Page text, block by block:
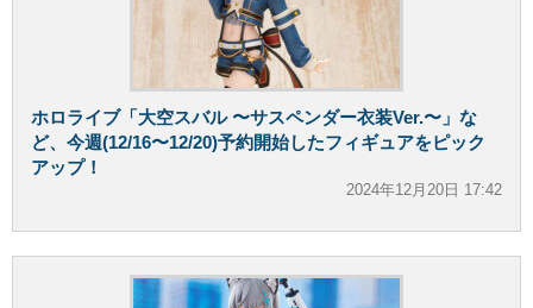
ホロライブ「大空スバル 〜サスペンダー衣装Ver.〜」な
ど、今週(12/16〜12/20)予約開始したフィギュアをピック
アップ！
2024年12月20日 17:42